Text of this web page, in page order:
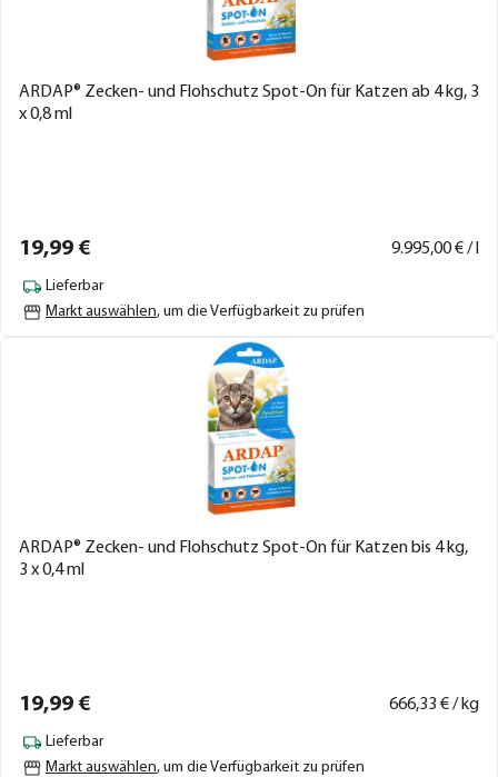
ARDAP® Zecken- und Flohschutz Spot-On für Katzen ab 4 kg, 3
x 0,8 ml
19,99 € 9.995,00€ / l
Lieferbar
Markt auswählen, um die Verfügbarkeit zu prüfen
ARDAP® Zecken- und Flohschutz Spot-On für Katzen bis 4 kg,
3 x 0,4 ml
19,99 € 666,33 € / kg
Lieferbar
Markt auswählen, um die Verfügbarkeit zu prüfen